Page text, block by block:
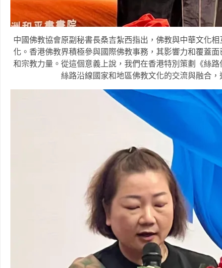
中國佛教協會原副秘書長桑吉紮西指出，佛教與中華文化
化。香港佛教界積極參與國際佛教事務，其影響力和覆蓋
和宗教力量。從這個意義上說，我們在香港特別策劃《絲
絲路沿線國家和地區佛教文化的交流與融合